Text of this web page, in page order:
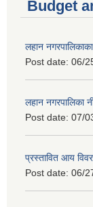
Budget
लहान
Post date: 06/
लहान नगरपालिका
Post date: 07/
प्रस्तावित आय
Post date: 06/